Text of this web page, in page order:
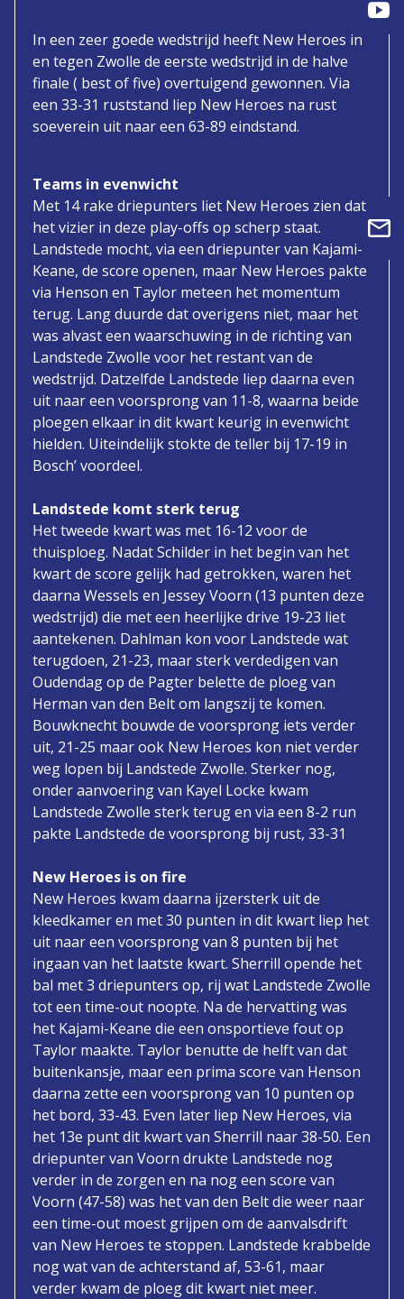
In een zeer goede wedstrijd heeft New Heroes in
en tegen Zwolle de eerste wedstrijd in de halve
finale ( best of five) overtuigend gewonnen. Via
een 33-31 ruststand liep New Heroes na rust
soeverein uit naar een 63-89 eindstand.
Teams in evenwicht
Met 14 rake driepunters liet New Heroes zien dat
het vizier in deze play-offs op scherp staat.
Landstede mocht, via een driepunter van Kajami-
Keane, de score openen, maar New Heroes pakte
via Henson en Taylor meteen het momentum
terug. Lang duurde dat overigens niet, maar het
was alvast een waarschuwing in de richting van
Landstede Zwolle voor het restant van de
wedstrijd. Datzelfde Landstede liep daarna even
uit naar een voorsprong van 11-8, waarna beide
ploegen elkaar in dit kwart keurig in evenwicht
hielden. Uiteindelijk stokte de teller bij 17-19 in
Bosch’ voordeel.
Landstede komt sterk terug
Het tweede kwart was met 16-12 voor de
thuisploeg. Nadat Schilder in het begin van het
kwart de score gelijk had getrokken, waren het
daarna Wessels en Jessey Voorn (13 punten deze
wedstrijd) die met een heerlijke drive 19-23 liet
aantekenen. Dahlman kon voor Landstede wat
terugdoen, 21-23, maar sterk verdedigen van
Oudendag op de Pagter belette de ploeg van
Herman van den Belt om langszij te komen.
Bouwknecht bouwde de voorsprong iets verder
uit, 21-25 maar ook New Heroes kon niet verder
weg lopen bij Landstede Zwolle. Sterker nog,
onder aanvoering van Kayel Locke kwam
Landstede Zwolle sterk terug en via een 8-2 run
pakte Landstede de voorsprong bij rust, 33-31
New Heroes is on fire
New Heroes kwam daarna ijzersterk uit de
kleedkamer en met 30 punten in dit kwart liep het
uit naar een voorsprong van 8 punten bij het
ingaan van het laatste kwart. Sherrill opende het
bal met 3 driepunters op, rij wat Landstede Zwolle
tot een time-out noopte. Na de hervatting was
het Kajami-Keane die een onsportieve fout op
Taylor maakte. Taylor benutte de helft van dat
buitenkansje, maar een prima score van Henson
daarna zette een voorsprong van 10 punten op
het bord, 33-43. Even later liep New Heroes, via
het 13e punt dit kwart van Sherrill naar 38-50. Een
driepunter van Voorn drukte Landstede nog
verder in de zorgen en na nog een score van
Voorn (47-58) was het van den Belt die weer naar
een time-out moest grijpen om de aanvalsdrift
van New Heroes te stoppen. Landstede krabbelde
nog wat van de achterstand af, 53-61, maar
verder kwam de ploeg dit kwart niet meer.